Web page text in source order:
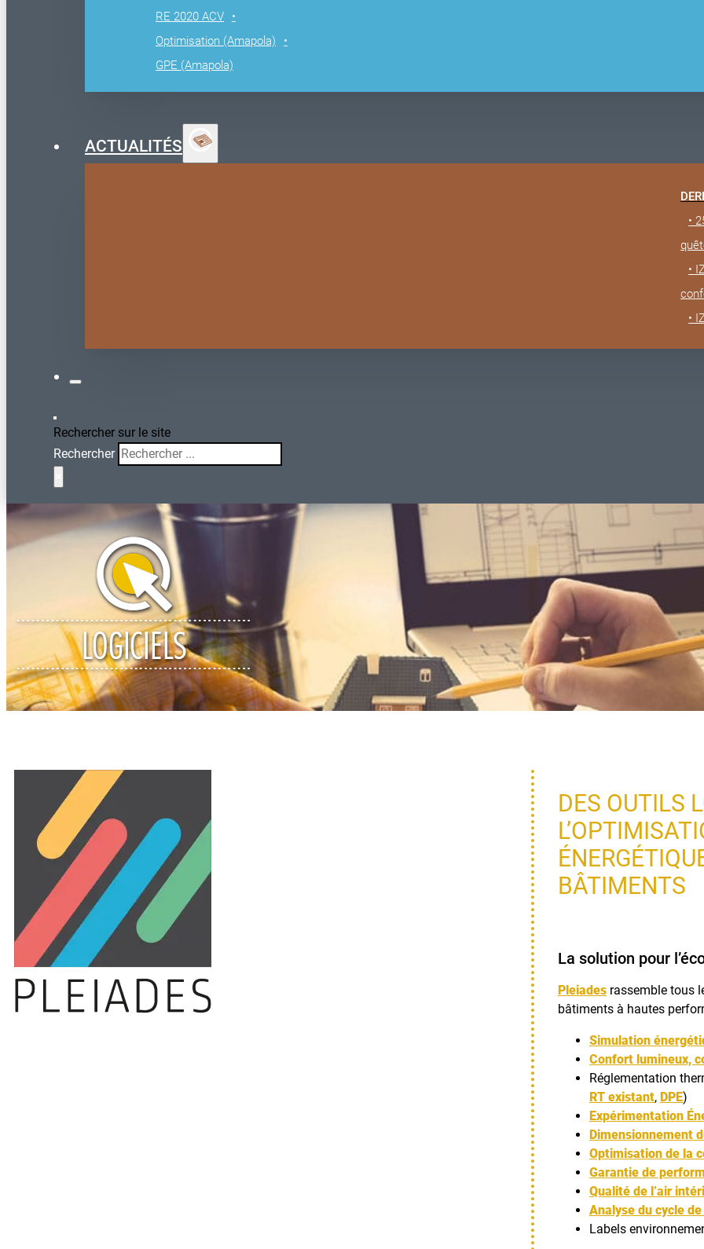
RE 2020 ACV
•
Optimisation (Amapola)
•
GPE (Amapola)
ACTUALITÉS
•
•
•
Rechercher sur le site
Rechercher
DES OUTILS
BÂTIMENTS
La solution pour
Pleiades rassemble tous
bâtiments à hautes
Simulation
Confort lumineux,
Réglementation
RT existant, DPE)
Expérimentation
Dimensionnement
Optimisation de la
Garantie de
Qualité de l’air
Analyse du cycle
Labels